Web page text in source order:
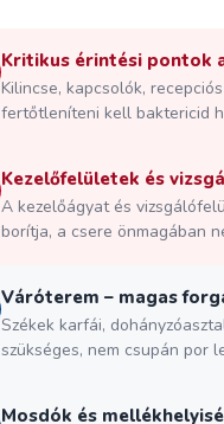
Kritikus érintési pontok
Kilincse, kapcsolók,
fertőtleníteni kell baktericid
Kezelőfelületek és
A kezelőágyat és
borítja, a csere önmagában
Váróterem – magas
Székek karfái,
szükséges, nem csupán por
Mosdók és